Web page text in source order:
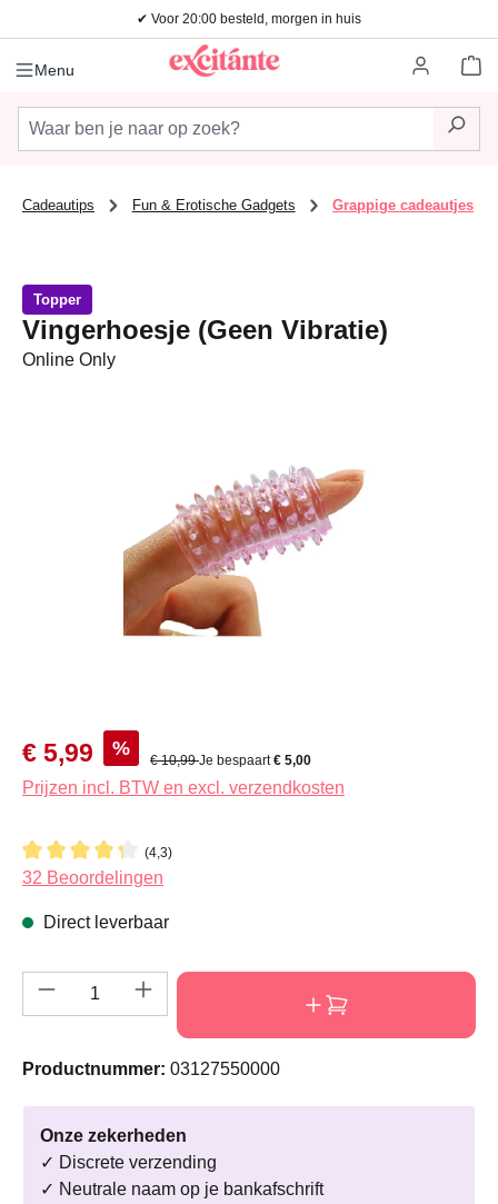
Ga naar de hoofdinhoud✔ Voor 20:00 besteld, morgen in huis
Menu
Cadeautips Fun & Erotische Gadgets Grappige cadeautjes
Topper
Vingerhoesje (Geen Vibratie)
Online Only
Verkoopprijs:
€ 5,99 % Normale prijs:
€ 10,99Je bespaart€ 5,00
Prijzen incl. BTW en excl. verzendkosten
(4,3)
Gemiddelde waardering van 4.2 van 5 sterren
32 Beoordelingen
Direct leverbaar
Producthoeveelheid: Voer de gewenste
Productnummer: 03127550000
Onze zekerheden
✓ Discrete verzending
✓ Neutrale naam op je bankafschrift